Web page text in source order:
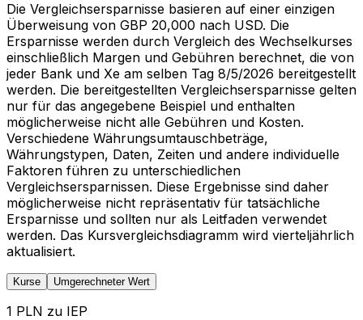
Die Vergleichsersparnisse basieren auf einer einzigen
Überweisung von GBP 20,000 nach USD. Die
Ersparnisse werden durch Vergleich des Wechselkurses
einschließlich Margen und Gebühren berechnet, die von
jeder Bank und Xe am selben Tag 8/5/2026 bereitgestellt
werden. Die bereitgestellten Vergleichsersparnisse gelten
nur für das angegebene Beispiel und enthalten
möglicherweise nicht alle Gebühren und Kosten.
Verschiedene Währungsumtauschbeträge,
Währungstypen, Daten, Zeiten und andere individuelle
Faktoren führen zu unterschiedlichen
Vergleichsersparnissen. Diese Ergebnisse sind daher
möglicherweise nicht repräsentativ für tatsächliche
Ersparnisse und sollten nur als Leitfaden verwendet
werden. Das Kursvergleichsdiagramm wird vierteljährlich
aktualisiert.
Kurse Umgerechneter Wert
1 PLN zu IEP